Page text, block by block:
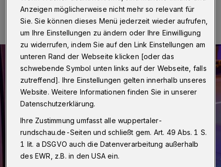
Anzeigen möglicherweise nicht mehr so relevant für
Sie. Sie können dieses Menü jederzeit wieder aufrufen,
um Ihre Einstellungen zu ändern oder Ihre Einwilligung
zu widerrufen, indem Sie auf den Link Einstellungen am
unteren Rand der Webseite klicken [oder das
schwebende Symbol unten links auf der Webseite, falls
zutreffend]. Ihre Einstellungen gelten innerhalb unseres
Website. Weitere Informationen finden Sie in unserer
Datenschutzerklärung.
Ihre Zustimmung umfasst alle wuppertaler-
rundschau.de-Seiten und schließt gem. Art. 49 Abs. 1 S.
1 lit. a DSGVO auch die Datenverarbeitung außerhalb
des EWR, z.B. in den USA ein.